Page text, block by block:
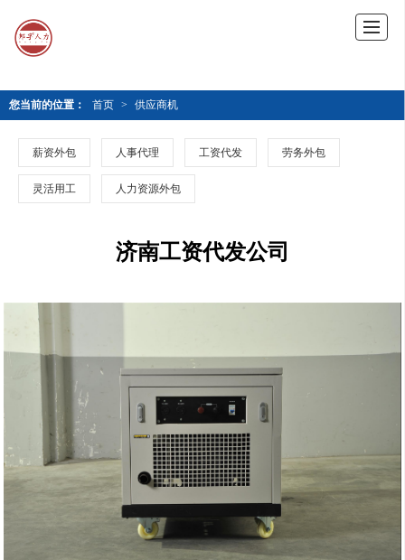
您当前的位置： 首页 > 供应商机
薪资外包 人事代理 工资代发 劳务外包
灵活用工 人力资源外包
济南工资代发公司